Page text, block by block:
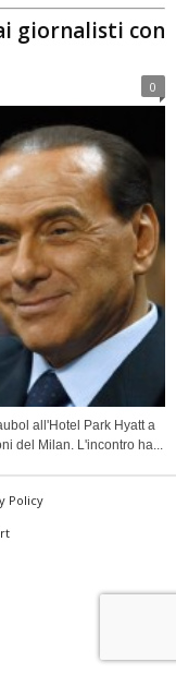
giornalisti con
0
all'Hotel Park Hyatt a
del Milan. L'incontro ha...
Policy